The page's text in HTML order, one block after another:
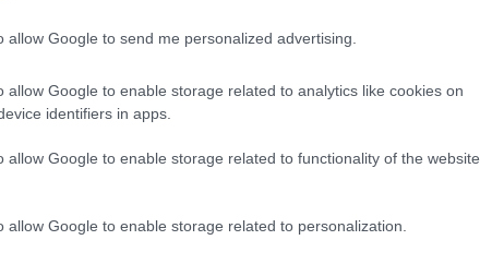
allow Google to send me personalized advertising.
allow Google to enable storage related to analytics like cookies on
identifiers in apps.
allow Google to enable storage related to functionality of the website
allow Google to enable storage related to personalization.
για 49 χρόνια, της χρήσης, διαχείρισης
καλαθοσφαίρισης του Σταδίου
με αντάλλαγμα ετήσια απόδοση 30%
ΣΕΦκαι υποχρέωση επενδύσεων
Η
εγκαταστάσεων, διατηρεί δικαίωμα
διασφαλίζεται και η χρήση από την
παραχώρηση λήγει χωρίς αποζημίωση,